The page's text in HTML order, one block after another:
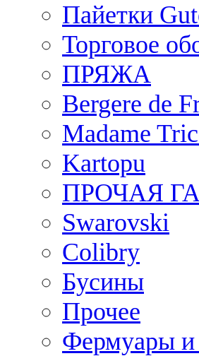
Пайетки
Торговое
ПРЯЖА
Bergere de
Madame
Kartopu
ПРОЧАЯ
Swarovski
Colibry
Бусины
Прочее
Фермуары и